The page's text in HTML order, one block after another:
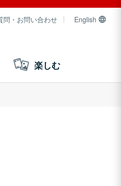
問・お問い合わせ English
楽しむ